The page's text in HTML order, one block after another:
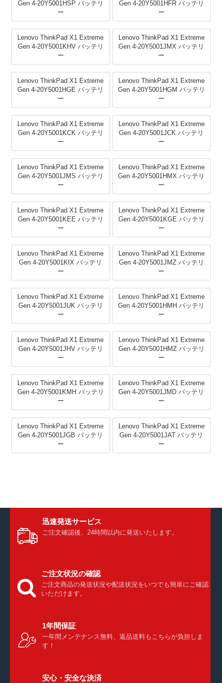
Gen 4-20Y5001HSP バッテリ
ー
Gen 4-20Y5001HFR バッテリ
ー
Lenovo ThinkPad X1 Extreme
Gen 4-20Y5001KHV バッテリ
ー
Lenovo ThinkPad X1 Extreme
Gen 4-20Y5001JMX バッテリ
ー
Lenovo ThinkPad X1 Extreme
Gen 4-20Y5001HGE バッテリ
ー
Lenovo ThinkPad X1 Extreme
Gen 4-20Y5001HGM バッテリ
ー
Lenovo ThinkPad X1 Extreme
Gen 4-20Y5001KCK バッテリ
ー
Lenovo ThinkPad X1 Extreme
Gen 4-20Y5001JCK バッテリ
ー
Lenovo ThinkPad X1 Extreme
Gen 4-20Y5001JMS バッテリ
ー
Lenovo ThinkPad X1 Extreme
Gen 4-20Y5001HMX バッテリ
ー
Lenovo ThinkPad X1 Extreme
Gen 4-20Y5001KEE バッテリ
ー
Lenovo ThinkPad X1 Extreme
Gen 4-20Y5001KGE バッテリ
ー
Lenovo ThinkPad X1 Extreme
Gen 4-20Y5001KIX バッテリ
ー
Lenovo ThinkPad X1 Extreme
Gen 4-20Y5001JMZ バッテリ
ー
Lenovo ThinkPad X1 Extreme
Gen 4-20Y5001JUK バッテリ
ー
Lenovo ThinkPad X1 Extreme
Gen 4-20Y5001HMH バッテリ
ー
Lenovo ThinkPad X1 Extreme
Gen 4-20Y5001JHV バッテリ
ー
Lenovo ThinkPad X1 Extreme
Gen 4-20Y5001HMZ バッテリ
ー
Lenovo ThinkPad X1 Extreme
Gen 4-20Y5001KMH バッテリ
ー
Lenovo ThinkPad X1 Extreme
Gen 4-20Y5001JMD バッテリ
ー
Lenovo ThinkPad X1 Extreme
Gen 4-20Y5001JGB バッテリ
ー
Lenovo ThinkPad X1 Extreme
Gen 4-20Y5001JAT バッテリ
ー
迅速発送サービス
ご注文確認後、24時間以内に発送いたします。
ご注文状況の確認
ご注文商品の発送状況や配送状況をいつでも簡単にご確認
いただけます。
1年間保証
一年間メンテナンス無料、返品送料もこちらが負担しま
す！
安心・安全な決済